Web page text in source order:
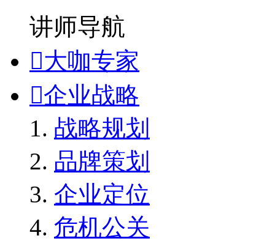
讲师导航
大咖专家
企业战略
战略规划
品牌策划
企业定位
危机公关